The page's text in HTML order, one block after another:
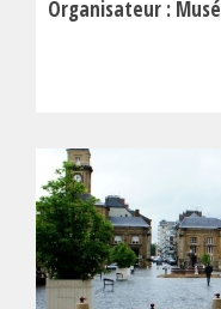
Organisateur :